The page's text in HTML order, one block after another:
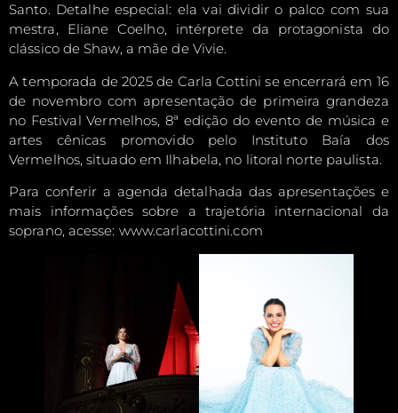
Santo. Detalhe especial: ela vai dividir o palco com sua
mestra, Eliane Coelho, intérprete da protagonista do
clássico de Shaw, a mãe de Vivie.
A temporada de 2025 de Carla Cottini se encerrará em 16
de novembro com apresentação de primeira grandeza
no Festival Vermelhos, 8ª edição do evento de música e
artes cênicas promovido pelo Instituto Baía dos
Vermelhos, situado em Ilhabela, no litoral norte paulista.
Para conferir a agenda detalhada das apresentações e
mais informações sobre a trajetória internacional da
soprano, acesse: www.carlacottini.com